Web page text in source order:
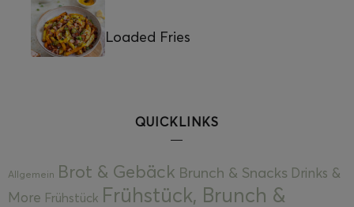
Loaded Fries
QUICKLINKS
Allgemein Brot & Gebäck Brunch & Snacks Drinks &
More Frühstück Frühstück, Brunch &